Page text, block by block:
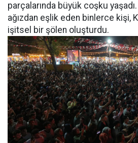
parçalarında büyük coşku
ağızdan eşlik eden binlerce kişi,
işitsel bir şölen oluşturdu.